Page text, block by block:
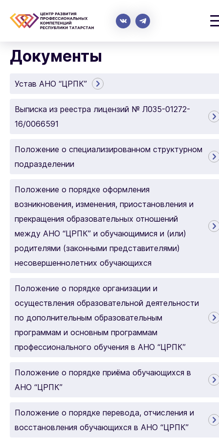
Документы
Устав АНО “ЦРПК”
Выписка из реестра лицензий № Л035-01272-
16/0066591
Положение о специализированном структурном
подразделении
Положение о порядке оформления
возникновения, изменения, приостановления и
прекращения образовательных отношений
между АНО “ЦРПК” и обучающимися и (или)
родителями (законными представителями)
несовершеннолетних обучающихся
Положение о порядке организации и
осуществления образовательной деятельности
по дополнительным образовательным
программам и основным программам
профессионального обучения в АНО “ЦРПК”
Положение о порядке приёма обучающихся в
АНО “ЦРПК”
Положение о порядке перевода, отчисления и
восстановления обучающихся в АНО “ЦРПК”